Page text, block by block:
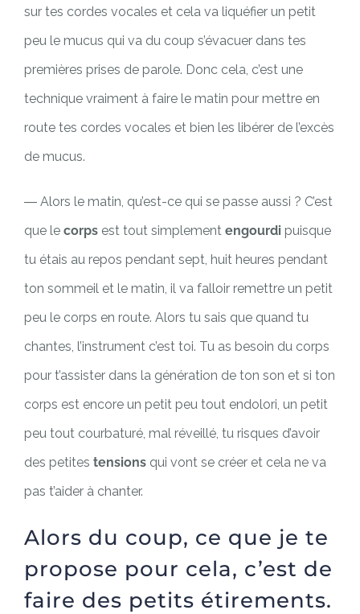
sur tes cordes vocales et cela va liquéfier un petit
peu le mucus qui va du coup s’évacuer dans tes
premières prises de parole. Donc cela, c’est une
technique vraiment à faire le matin pour mettre en
route tes cordes vocales et bien les libérer de l’excès
de mucus.
― Alors le matin, qu’est-ce qui se passe aussi ? C’est
que le corps est tout simplement engourdi puisque
tu étais au repos pendant sept, huit heures pendant
ton sommeil et le matin, il va falloir remettre un petit
peu le corps en route. Alors tu sais que quand tu
chantes, l’instrument c’est toi. Tu as besoin du corps
pour t’assister dans la génération de ton son et si ton
corps est encore un petit peu tout endolori, un petit
peu tout courbaturé, mal réveillé, tu risques d’avoir
des petites tensions qui vont se créer et cela ne va
pas t’aider à chanter.
Alors du coup, ce que je te
propose pour cela, c’est de
faire des petits étirements.